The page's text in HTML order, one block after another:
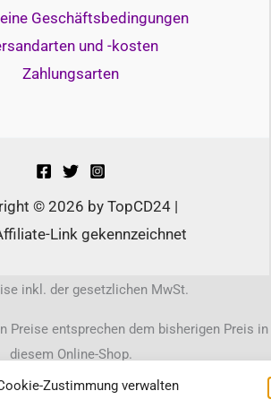
Zustimmung verwalten
Geschäftsbedingungen
und -kosten
Zahlungsarten
© 2026 by TopCD24 |
Link gekennzeichnet
inkl. der gesetzlichen MwSt.
Preise entsprechen dem bisherigen Preis in
diesem Online-Shop.